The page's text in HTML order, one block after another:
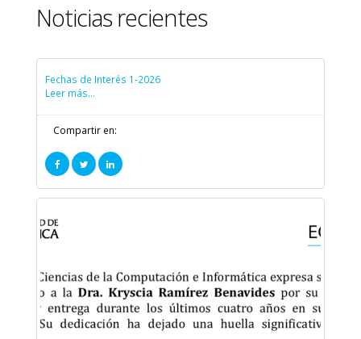
Noticias recientes
04
Fechas de Interés 1-2026
Leer más...
Compartir en: